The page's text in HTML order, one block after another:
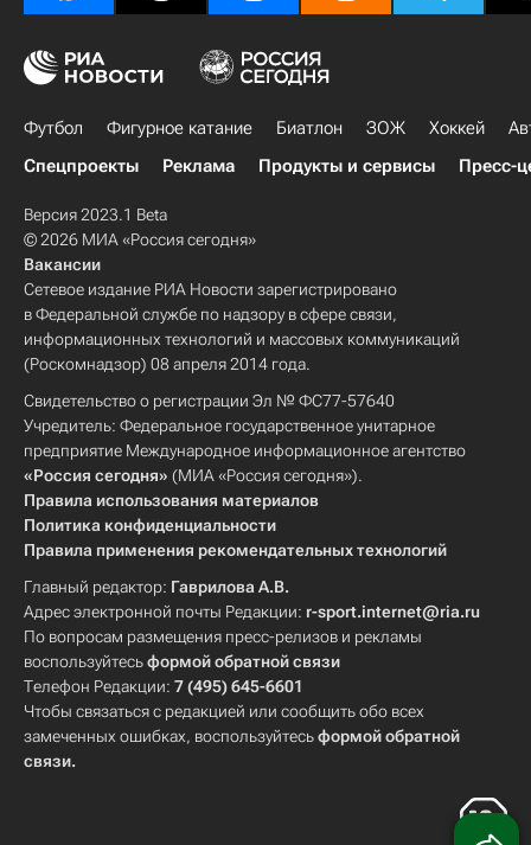
Футбол Фигурное катание Биатлон ЗОЖ Хоккей
Спецпроекты
Реклама Продукты и сервисы Пресс-
Версия 2023.1 Beta
© 2026 МИА «Россия сегодня»
Вакансии
Сетевое издание РИА Новости зарегистрировано
в Федеральной службе по надзору в сфере связи,
информационных технологий и массовых коммуникаций
(Роскомнадзор) 08 апреля 2014 года.
Свидетельство о регистрации Эл № ФС77-57640
Учредитель: Федеральное государственное унитарное
предприятие Международное информационное агентство
«Россия сегодня» (МИА «Россия сегодня»).
Правила использования материалов
Политика конфиденциальности
Правила применения рекомендательных технологий
Главный редактор: Гаврилова А.В.
Адрес электронной почты Редакции: r-sport.internet@ria.ru
По вопросам размещения пресс-релизов и рекламы
воспользуйтесьформой обратной связи
Телефон Редакции: 7 (495) 645-6601
Чтобы связаться с редакцией или сообщить обо всех
замеченных ошибках, воспользуйтесьформой обратной
связи.